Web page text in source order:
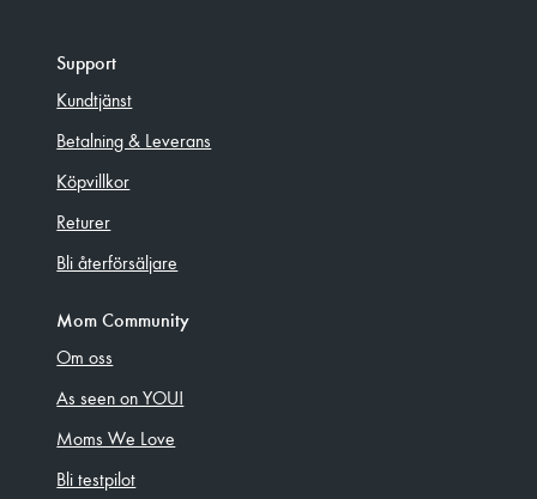
Support
Kundtjänst
Betalning & Leverans
Köpvillkor
Returer
Bli återförsäljare
Mom Community
Om oss
As seen on YOU!
Moms We Love
Bli testpilot